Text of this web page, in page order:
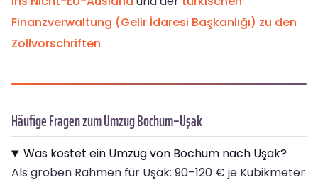
Finanzverwaltung (Gelir İdaresi Başkanlığı) zu den
Zollvorschriften.
Häufige Fragen zum Umzug Bochum–Uşak
Was kostet ein Umzug von Bochum nach Uşak?
Als groben Rahmen für Uşak: 90–120 € je Kubikmeter